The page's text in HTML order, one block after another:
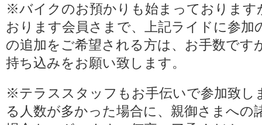
※バイクのお預かりも始まっております
おります会員さまで、上記ライドに参
の追加をご希望される方は、お手数で
持ち込みをお願い致します。
※テラススタッフもお手伝いで参加致し
る人数が多かった場合に、親御さまへの